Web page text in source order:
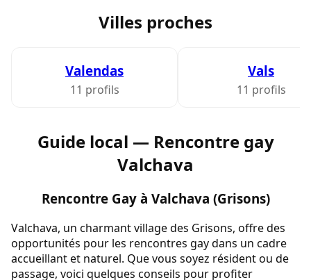
Villes proches
Valendas
11 profils
Vals
11 profils
Guide local — Rencontre gay
Valchava
Rencontre Gay à Valchava (Grisons)
Valchava, un charmant village des Grisons, offre des
opportunités pour les rencontres gay dans un cadre
accueillant et naturel. Que vous soyez résident ou de
passage, voici quelques conseils pour profiter